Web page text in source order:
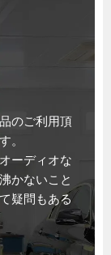
のご利用頂
。
ーディオな
かないこと
疑問もある